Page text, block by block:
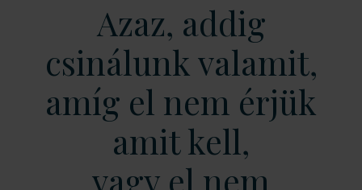
Azaz, addig
csinálunk valamit,
amíg el nem érjük
amit kell,
vagy el nem